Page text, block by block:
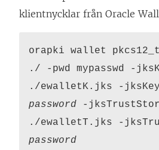
klientnycklar från Oracle
orapki wallet
./ -pwd mypasswd -
./ewalletK.jks -
password -
./ewalletT.jks -
password